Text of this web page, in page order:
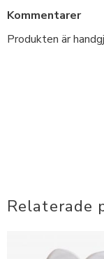
Kommentarer
Produkten är
Relaterade